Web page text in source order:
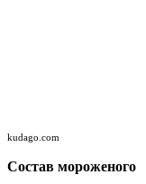
kudago.com
Состав мороженого